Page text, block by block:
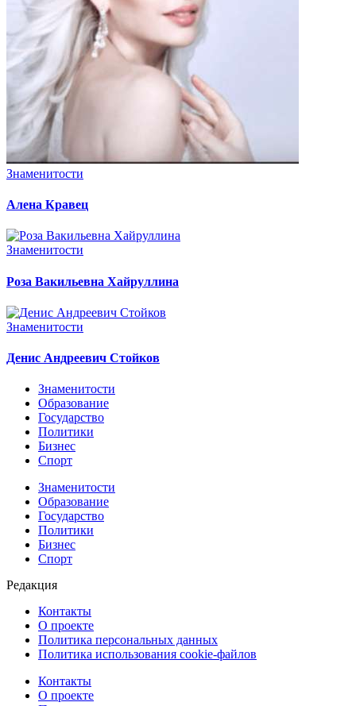
Знаменитости
Алена Кравец
Знаменитости
Роза Вакильевна Хайруллина
Знаменитости
Денис Андреевич Стойков
Знаменитости
Образование
Государство
Политики
Бизнес
Спорт
Знаменитости
Образование
Государство
Политики
Бизнес
Спорт
Редакция
Контакты
О проекте
Политика персональных данных
Политика использования cookie-файлов
Контакты
О проекте